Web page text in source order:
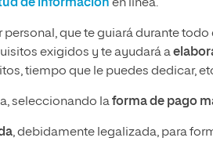
de información en línea.
personal, que te guiará durante
exigidos y te ayudará a
tiempo que le puedes dedicar,
seleccionando laforma de pago
, debidamente legalizada, para